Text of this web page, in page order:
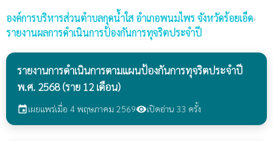
องค์การบริหารส่วนตำบลกุดน้ำใส อำเภอพนมไพร จังหวัดร้อยเอ็ด›
รายงานผลการดำเนินการป้องกันการทุจริตประจำปี
รายงานการดำเนินการตามแผนป้องกันการทุจริตประจำปี
พ.ศ. 2568 (ราย 12 เดือน)
eventเผยแพร่เมื่อ 4 พฤษภาคม 2569visibilityเปิดอ่าน 33 ครั้ง